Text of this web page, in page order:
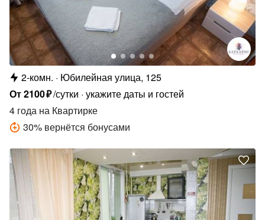
2-комн.
Юбилейная улица, 125
От2100₽/сутки укажите даты и гостей
4 года на Квартирке
30% вернётся бонусами